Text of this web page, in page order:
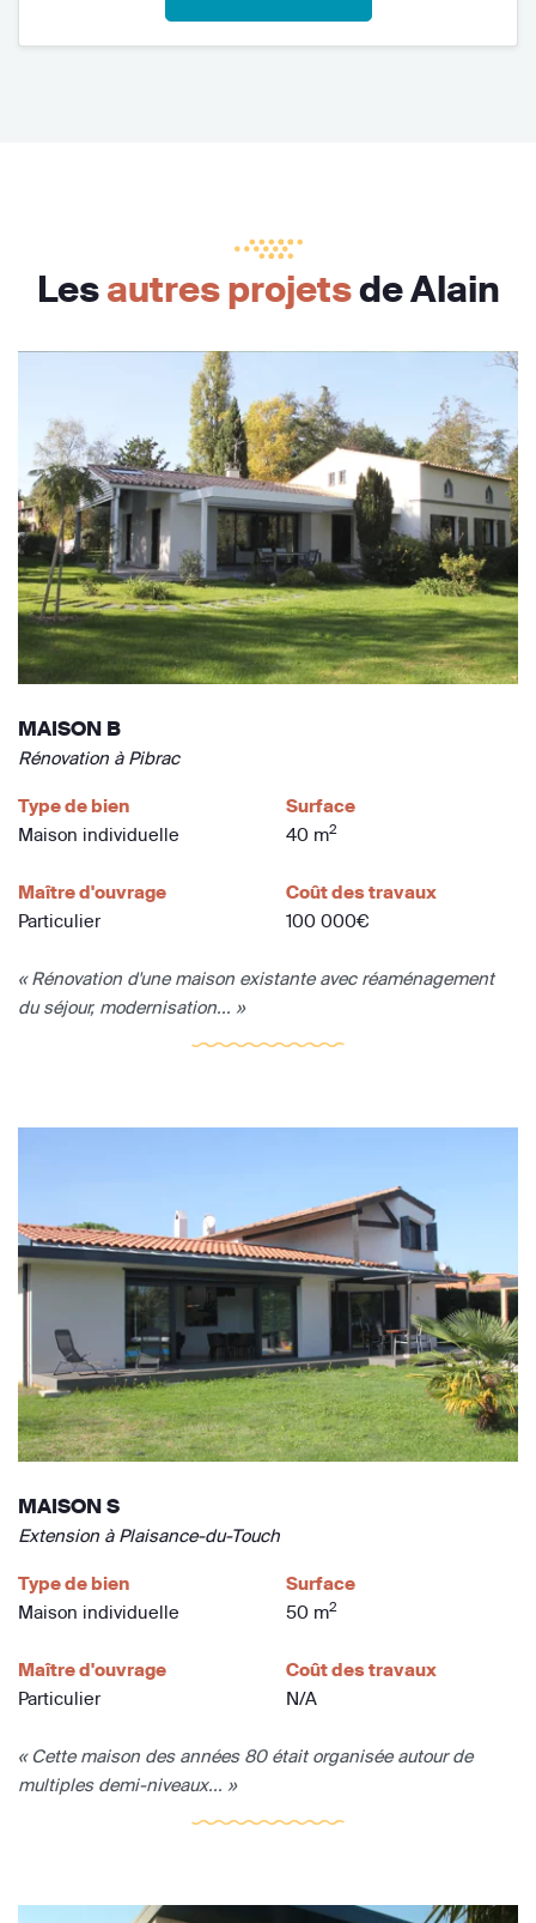
Lesautres projetsde Alain
MAISON B
Rénovation à Pibrac
Type de bien
Maison individuelle
Surface
40 m2
Maître d'ouvrage
Particulier
Coût des travaux
100 000€
« Rénovation d'une maison existante avec réaménagement
du séjour, modernisation... »
MAISON S
Extension à Plaisance-du-Touch
Type de bien
Maison individuelle
Surface
50 m2
Maître d'ouvrage
Particulier
Coût des travaux
N/A
« Cette maison des années 80 était organisée autour de
multiples demi-niveaux... »